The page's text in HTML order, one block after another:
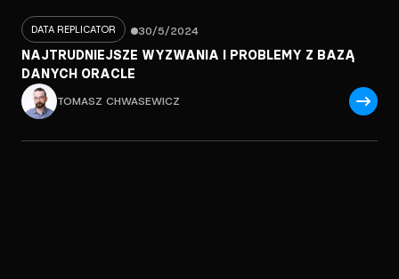
DATA REPLICATOR 30/5/2024
NAJTRUDNIEJSZE WYZWANIA I PROBLEMY Z BAZĄ
DANYCH ORACLE
TOMASZ CHWASEWICZ